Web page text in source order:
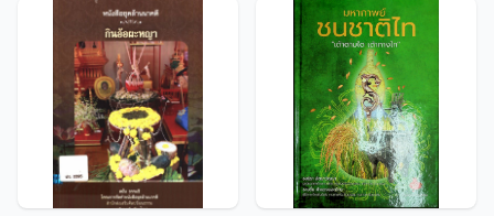
เรือนอนุสารสุนทร หอดนตรีพื้น
บ้านล้านนา
ศูนย์ศิลปวัฒนธรรม สถ...
ประเพณีสิบสองเดือนล้านนาไทย
มณี พยอมยงค์